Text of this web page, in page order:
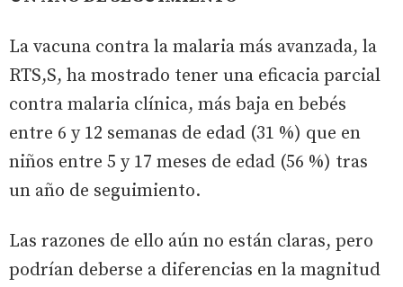
La vacuna contra la malaria más avanzada, la
RTS,S, ha mostrado tener una eficacia parcial
contra malaria clínica, más baja en bebés
entre 6 y 12 semanas de edad (31 %) que en
niños entre 5 y 17 meses de edad (56 %) tras
un año de seguimiento.
Las razones de ello aún no están claras, pero
podrían deberse a diferencias en la magnitud